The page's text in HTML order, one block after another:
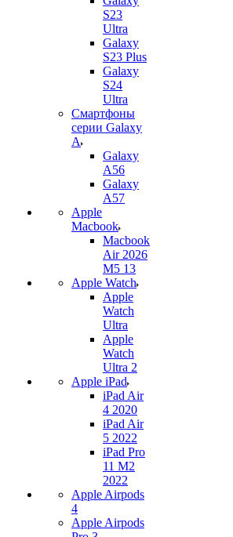
S23
Ultra
Galaxy
S23 Plus
Galaxy
S24
Ultra
Смартфоны
серии Galaxy
A
Galaxy
A56
Galaxy
A57
Apple
Macbook
Macbook
Air 2026
M5 13
Apple Watch
Apple
Watch
Ultra
Apple
Watch
Ultra 2
Apple iPad
iPad Air
4 2020
iPad Air
5 2022
iPad Pro
11 M2
2022
Apple Airpods
4
Apple Airpods